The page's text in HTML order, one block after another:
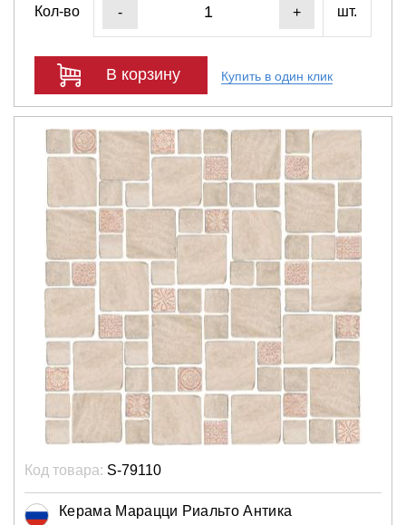
Кол-во - + шт.
В корзину Купить в один клик
Код товара: S-79110
Керама Марацци Риальто Антика